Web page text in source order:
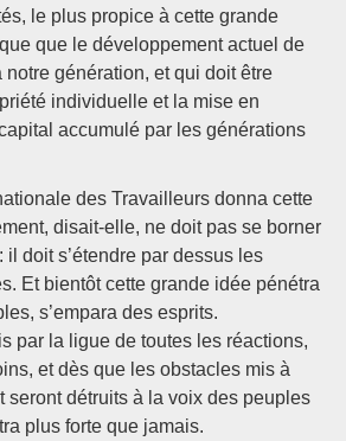
le plus propice à cette grande
que le développement actuel de
notre génération, et qui doit être
individuelle et la mise en
accumulé par les générations
des Travailleurs donna cette
disait-elle, ne doit pas se borner
doit s’étendre par dessus les
Et bientôt cette grande idée pénétra
s’empara des esprits.
par la ligue de toutes les réactions,
et dès que les obstacles mis à
seront détruits à la voix des peuples
plus forte que jamais.